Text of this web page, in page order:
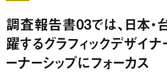
調査報告書03では、日本・
躍するグラフィックデザイ
ーナーシップにフォーカス